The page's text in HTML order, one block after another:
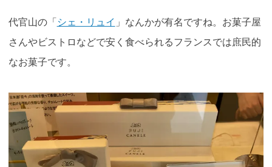
代官山の「シェ・リュイ 」なんかが有名ですね。お菓子屋
さんやビストロなどで安く食べられるフランスでは庶民的
なお菓子です。